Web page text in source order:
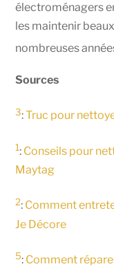
électroménagers
les maintenir
nombreuses
Sources
3:Truc pour
1: Conseils pour
Maytag
2: Comment
Je Décore
5: Comment